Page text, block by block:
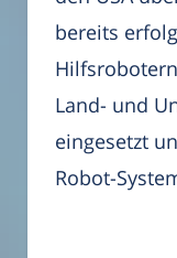
bereits
Land- und
eingesetzt
Robot-